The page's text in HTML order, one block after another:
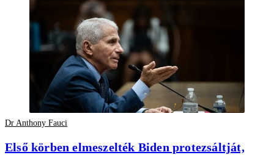
Dr Anthony Fauci
Első körben elmeszelték Biden protezsáltját,